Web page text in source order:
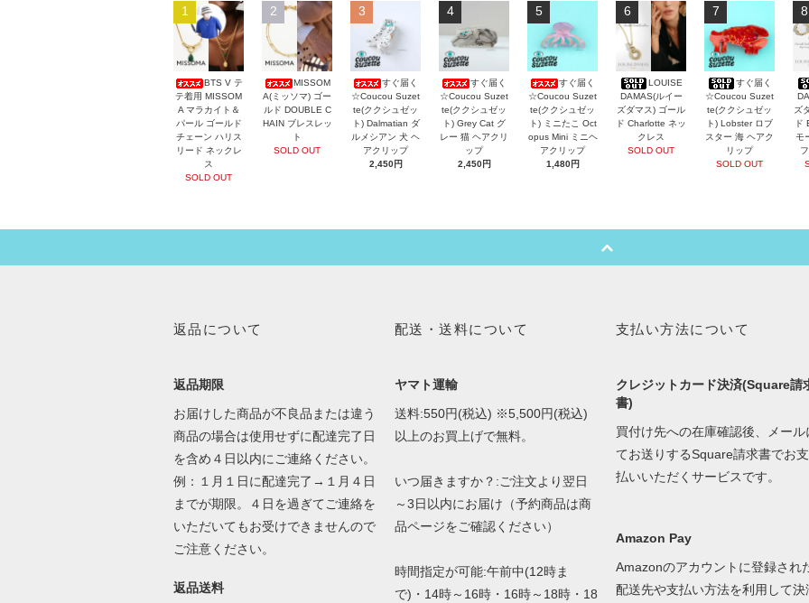
1
BTS V テ
テ着用 MISSOM
A マラカイト＆
パール ゴールド
チェーン ハリス
リード ネックレ
ス
SOLD OUT
2
MISSOM
A(ミッソマ) ゴー
ルド DOUBLE C
HAIN ブレスレッ
ト
SOLD OUT
3
すぐ届く
☆Coucou Suzet
te(ククシュゼッ
ト) Dalmatian ダ
ルメシアン 犬 ヘ
アクリップ
2,450円
4
すぐ届く
☆Coucou Suzet
te(ククシュゼッ
ト) Grey Cat グ
レー 猫 ヘアクリ
ップ
2,450円
5
すぐ届く
☆Coucou Suzet
te(ククシュゼッ
ト) ミニたこ Oct
opus Mini ミニヘ
アクリップ
1,480円
6
LOUISE
DAMAS(ルイー
ズダマス) ゴール
ド Charlotte ネッ
クレス
SOLD OUT
7
すぐ届く
☆Coucou Suzet
te(ククシュゼッ
ト) Lobster ロブ
スター 海 ヘアク
リップ
SOLD OUT
8
ズ
ド
モ
返品について
返品期限
お届けした商品が不良品または違う
商品の場合は使用せずに配達完了日
を含め４日以内にご連絡ください。
例：１月１日に配達完了→１月４日
までが期限。４日を過ぎてご連絡を
いただいてもお受けできませんので
ご注意ください。
返品送料
配送・送料について
ヤマト運輸
送料:550円(税込) ※5,500円(税込)
以上のお買上げで無料。
いつ届きますか？:ご注文より翌日
～3日以内にお届け（予約商品は商
品ページをご確認ください）
時間指定が可能:午前中(12時ま
で)・14時～16時・16時～18時・18
支払い方法について
クレジットカード決済(Square請
書)
買付け先への在庫確認後、メール
てお送りするSquare請求書でお支
払いいただくサービスです。
Amazon Pay
Amazonのアカウントに登録され
配送先や支払い方法を利用して決